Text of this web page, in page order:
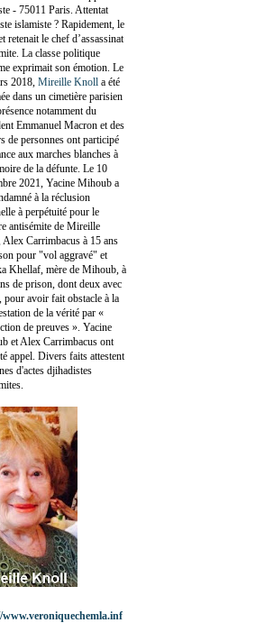
- 75011 Paris. Attentat
islamiste ? Rapidement, le
retenait le chef d’assassinat
La classe politique
exprimait son émotion. Le
2018, Mireille Knoll a été
dans un cimetière parisien
notamment du
Emmanuel Macron et des
de personnes ont participé
aux marches blanches à
de la défunte. Le 10
2021, Yacine Mihoub a
à la réclusion
à perpétuité pour le
antisémite de Mireille
Carrimbacus à 15 ans
pour "vol aggravé" et
Khellaf, mère de Mihoub, à
de prison, dont deux avec
pour avoir fait obstacle à la
de la vérité par «
de preuves ». Yacine
et Alex Carrimbacus ont
appel. Divers faits attestent
d'actes djihadistes